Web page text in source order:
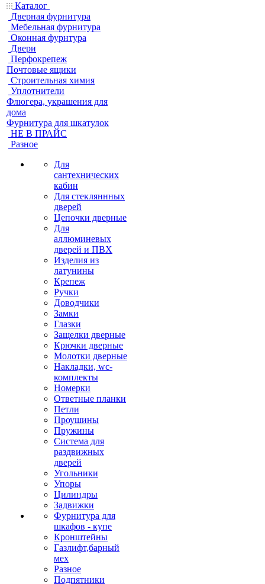
Каталог
Дверная фурнитура
Мебельная фурнитура
Оконная фурнтура
Двери
Перфокрепеж
Почтовые ящики
Строительная химия
Уплотнители
Флюгера, украшения для
дома
Фурнитура для шкатулок
НЕ В ПРАЙС
Разное
Для
сантехнических
кабин
Для стекляннных
дверей
Цепочки дверные
Для
аллюминевых
дверей и ПВХ
Изделия из
латунины
Крепеж
Ручки
Доводчики
Замки
Глазки
Защелки дверные
Крючки дверные
Молотки дверные
Накладки, wc-
комплекты
Номерки
Ответные планки
Петли
Проушины
Пружины
Система для
раздвижных
дверей
Угольники
Упоры
Цилиндры
Задвижки
Фурнитура для
шкафов - купе
Кронштейны
Газлифт,барный
мех
Разное
Подпятники